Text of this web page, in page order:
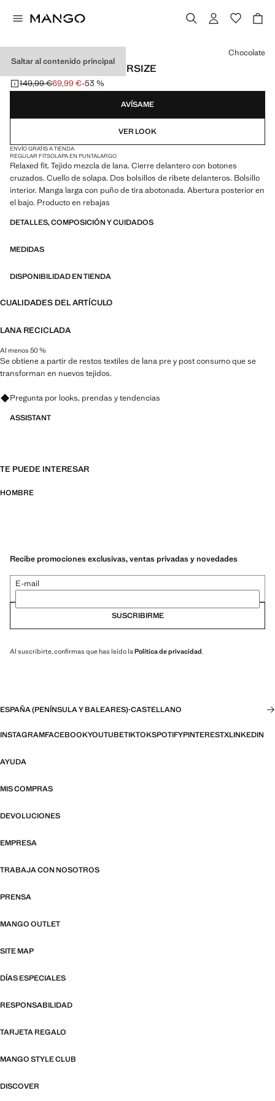
Saltar al contenido principal
ABRIGO CRUZADO OVERSIZE
Precio inicial tachado [149,99 € ]
149,99 €
Precio actual [69,99 € ]
69,99 €-53 %
Selecciona un color
Chocolate
AVÍSAME
VER LOOK
ENVÍO GRATIS A TIENDA
REGULAR FITSOLAPA EN PUNTALARGO
Relaxed fit. Tejido mezcla de lana. Cierre delantero con botones
cruzados. Cuello de solapa. Dos bolsillos de ribete delanteros. Bolsillo
interior. Manga larga con puño de tira abotonada. Abertura posterior en
el bajo. Producto en rebajas
DETALLES, COMPOSICIÓN Y CUIDADOS
MEDIDAS
DISPONIBILIDAD EN TIENDA
CUALIDADES DEL ARTÍCULO
LANA RECICLADA
Al menos 50 %
Se obtiene a partir de restos textiles de lana pre y post consumo que se
transforman en nuevos tejidos.
Pregunta por looks, prendas y tendencias
ASSISTANT
TE PUEDE INTERESAR
HOMBRE
Recibe promociones exclusivas, ventas privadas y novedades
E-mail
SUSCRIBIRME
Al suscribirte, confirmas que has leído laPolítica de privacidad.
ESPAÑA (PENÍNSULA Y BALEARES)·CASTELLANO
INSTAGRAMFACEBOOKYOUTUBETIKTOKSPOTIFYPINTERESTXLINKEDIN
AYUDA
MIS COMPRAS
DEVOLUCIONES
EMPRESA
TRABAJA CON NOSOTROS
PRENSA
MANGO OUTLET
SITE MAP
DÍAS ESPECIALES
RESPONSABILIDAD
TARJETA REGALO
MANGO STYLE CLUB
DISCOVER